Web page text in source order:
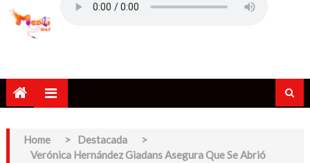
Home > Destacada
>
Verónica Hernández Giadans Asegura Que Se Abrió